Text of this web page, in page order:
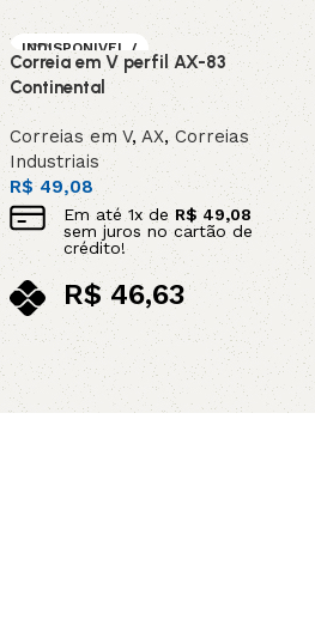
INDISPONIVEL /
SOB ENCOMEN
DA
Correia em V perfil AX-83
Continental
Correias em V, AX, Correias
Industriais
R$49,08
Em até1x de R$49,08
sem juros no cartão de
crédito!
R$46,63
no pix
Leia mais